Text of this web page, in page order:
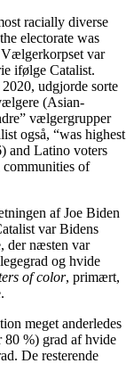
racially diverse
electorate was
var
ifølge Catalist.
udgjorde sorte
(Asian-
vælgergrupper
også, “was highest
and Latino voters
of
af Joe Biden
var Bidens
der næsten var
og hvide
of color, primært,
meget anderledes
80 %) grad af hvide
De resterende